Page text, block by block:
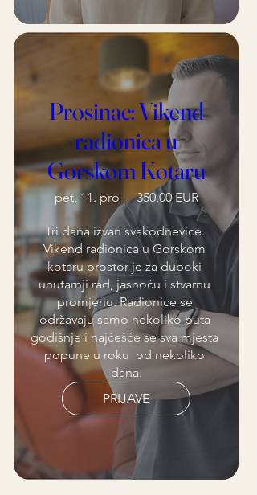
Prosinac: Vikend
radionica u
Gorskom Kotaru
pet, 11. pro 350,00 EUR
Tri dana izvan svakodnevice.
Vikend radionica u Gorskom
kotaru prostor je za duboki
unutarnji rad, jasnoću i stvarnu
promjenu. Radionice se
održavaju samo nekoliko puta
godišnje i najčešće se sva mjesta
popune u roku  od nekoliko
dana.
PRIJAVE